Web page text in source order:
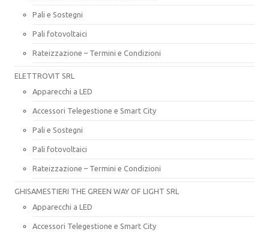
Pali e Sostegni
Pali fotovoltaici
Rateizzazione – Termini e Condizioni
ELETTROVIT SRL
Apparecchi a LED
Accessori Telegestione e Smart City
Pali e Sostegni
Pali fotovoltaici
Rateizzazione – Termini e Condizioni
GHISAMESTIERI THE GREEN WAY OF LIGHT SRL
Apparecchi a LED
Accessori Telegestione e Smart City